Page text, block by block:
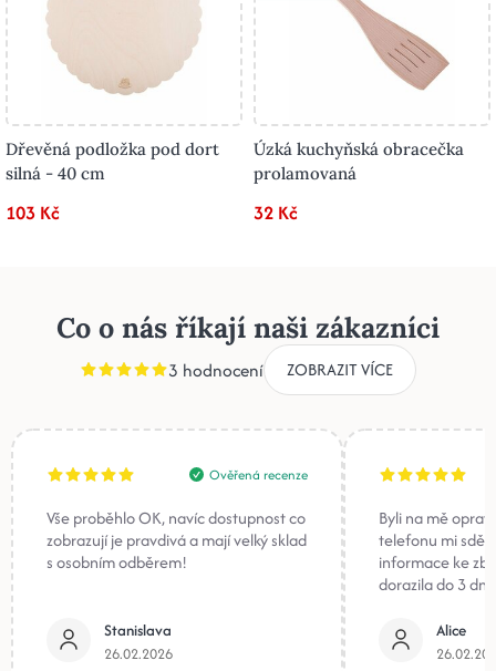
Dřevěná podložka pod dort
silná - 40 cm
103 Kč
Úzká kuchyňská obracečka
prolamovaná
32 Kč
Co o nás říkají naši zákazníci
3 hodnocení ZOBRAZIT VÍCE
Ověřená recenze
Vše proběhlo OK, navíc dostupnost co
zobrazují je pravdivá a mají velký sklad
s osobním odběrem!
Stanislava
26.02.2026
Byli na mě
telefonu mi
informace ke
dorazila do 3
Alice